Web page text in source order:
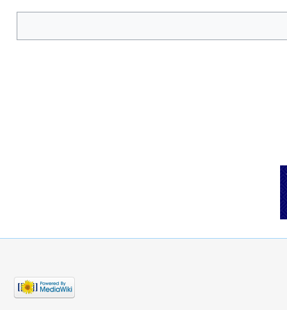
پيوسته به خطرات آن تهديد مى‌شدند، رو مى‌نمايند و آنچه بر آنان
همه اندامشان را فرامى‌گيرد، پس زبانش از كار مى‌افتد، در ميان
كجا مصرف نموده است.
و شبهه‌ناك گردآورى كرده است، اكنون گناه جمع‌آورى آنها بر دوش
و خودش را در گرو آنها قرار داده است، پس او از پشيمانى و غصه دست
زده از او دور مى‌شوند. نه سوگواران را يارى مى‌كند و نه